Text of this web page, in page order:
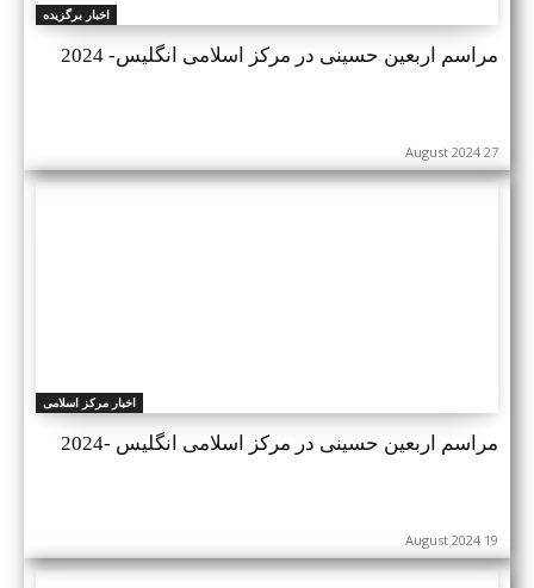
اخبار برگزیده
مراسم اربعین حسینی در مرکز اسلامی انگلیس- 2024
27 August 2024
اخبار مرکز اسلامی
مراسم اربعین حسینی در مرکز اسلامی انگلیس -2024
19 August 2024